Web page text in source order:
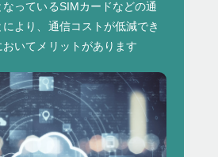
なっているSIMカードなどの通
より、通信コストが低減でき
いてメリットがあります